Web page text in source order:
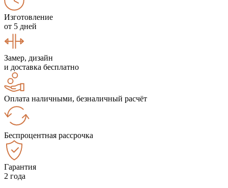
Изготовление
от 5 дней
Замер, дизайн
и доставка бесплатно
Оплата наличными, безналичный расчёт
Беспроцентная рассрочка
Гарантия
2 года